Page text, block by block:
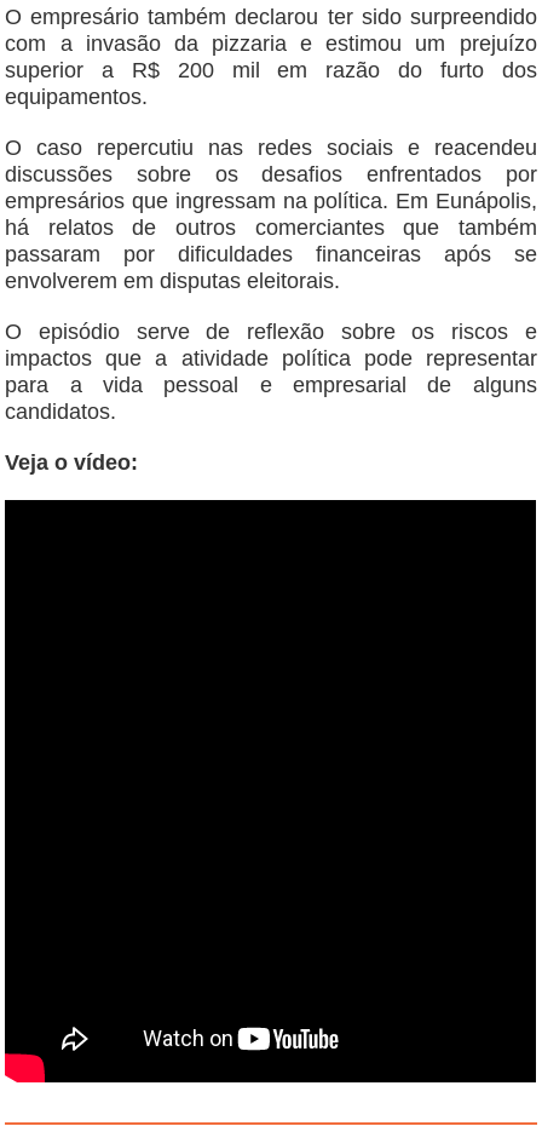
O empresário também declarou ter sido surpreendido
com a invasão da pizzaria e estimou um prejuízo
superior a R$ 200 mil em razão do furto dos
equipamentos.
O caso repercutiu nas redes sociais e reacendeu
discussões sobre os desafios enfrentados por
empresários que ingressam na política. Em Eunápolis,
há relatos de outros comerciantes que também
passaram por dificuldades financeiras após se
envolverem em disputas eleitorais.
O episódio serve de reflexão sobre os riscos e
impactos que a atividade política pode representar
para a vida pessoal e empresarial de alguns
candidatos.
Veja o vídeo: